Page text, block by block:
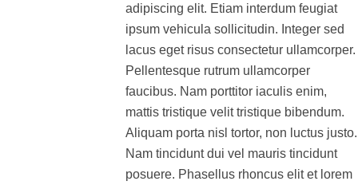
adipiscing elit. Etiam interdum feugiat
ipsum vehicula sollicitudin. Integer sed
lacus eget risus consectetur ullamcorper.
Pellentesque rutrum ullamcorper
faucibus. Nam porttitor iaculis enim,
mattis tristique velit tristique bibendum.
Aliquam porta nisl tortor, non luctus justo.
Nam tincidunt dui vel mauris tincidunt
posuere. Phasellus rhoncus elit et lorem